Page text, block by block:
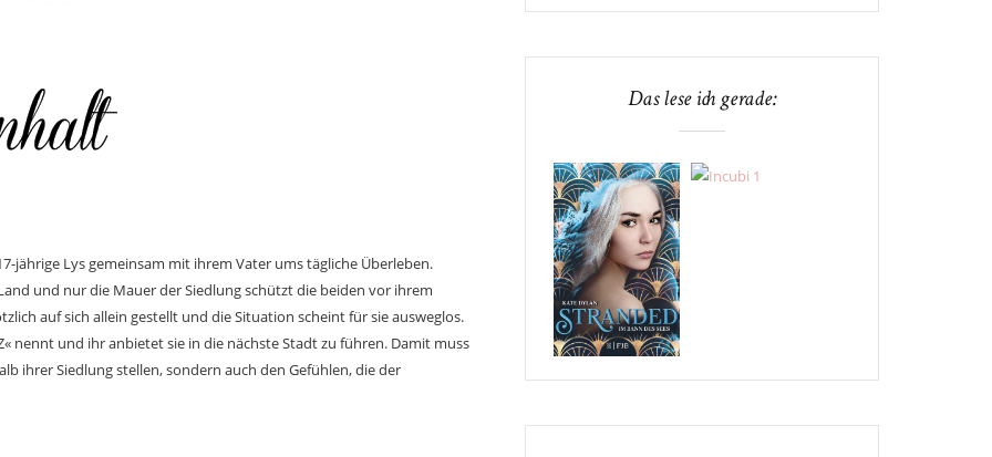
Lys gemeinsam mit ihrem Vater ums tägliche Überleben.
und nur die Mauer der Siedlung schützt die beiden vor ihrem
auf sich allein gestellt und die Situation scheint für sie ausweglos.
nennt und ihr anbietet sie in die nächste Stadt zu führen. Damit muss
ihrer Siedlung stellen, sondern auch den Gefühlen, die der
Das lese ich gerade: